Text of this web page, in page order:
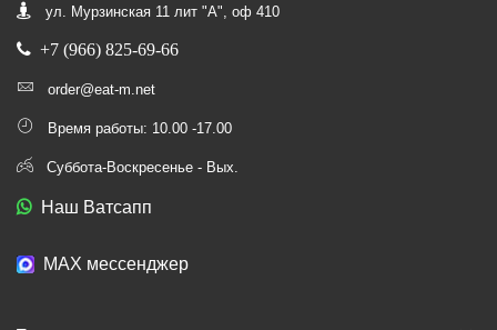
ул. Мурзинская 11 лит "А", оф 410
+7 (966) 825-69-66
order@eat-m.net
Время работы: 10.00 -17.00
Суббота-Воскресенье - Вых.
Наш Ватсапп
МАХ мессенджер